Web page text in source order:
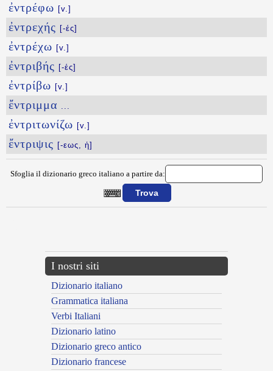
ἐντρέφω [v.]
ἐντρεχής [-ές]
ἐντρέχω [v.]
ἐντριβής [-ές]
ἐντρίβω [v.]
ἔντριμμα ...
ἐντριτωνίζω [v.]
ἔντριψις [-εως, ἡ]
Sfoglia il dizionario greco italiano a partire da:
I nostri siti
Dizionario italiano
Grammatica italiana
Verbi Italiani
Dizionario latino
Dizionario greco antico
Dizionario francese